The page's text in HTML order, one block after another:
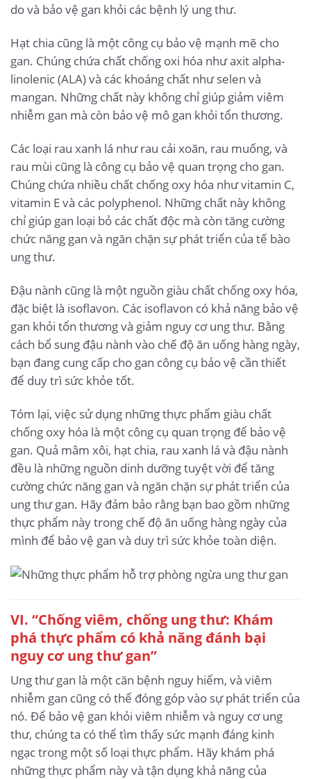
do và bảo vệ gan khỏi các bệnh lý ung thư.
Hạt chia cũng là một công cụ bảo vệ mạnh mẽ cho
gan. Chúng chứa chất chống oxi hóa như axit alpha-
linolenic (ALA) và các khoáng chất như selen và
mangan. Những chất này không chỉ giúp giảm viêm
nhiễm gan mà còn bảo vệ mô gan khỏi tổn thương.
Các loại rau xanh lá như rau cải xoăn, rau muống, và
rau mùi cũng là công cụ bảo vệ quan trọng cho gan.
Chúng chứa nhiều chất chống oxy hóa như vitamin C,
vitamin E và các polyphenol. Những chất này không
chỉ giúp gan loại bỏ các chất độc mà còn tăng cường
chức năng gan và ngăn chặn sự phát triển của tế bào
ung thư.
Đậu nành cũng là một nguồn giàu chất chống oxy hóa,
đặc biệt là isoflavon. Các isoflavon có khả năng bảo vệ
gan khỏi tổn thương và giảm nguy cơ ung thư. Bằng
cách bổ sung đậu nành vào chế độ ăn uống hàng ngày,
bạn đang cung cấp cho gan công cụ bảo vệ cần thiết
để duy trì sức khỏe tốt.
Tóm lại, việc sử dụng những thực phẩm giàu chất
chống oxy hóa là một công cụ quan trọng để bảo vệ
gan. Quả mâm xôi, hạt chia, rau xanh lá và đậu nành
đều là những nguồn dinh dưỡng tuyệt vời để tăng
cường chức năng gan và ngăn chặn sự phát triển của
ung thư gan. Hãy đảm bảo rằng bạn bao gồm những
thực phẩm này trong chế độ ăn uống hàng ngày của
mình để bảo vệ gan và duy trì sức khỏe toàn diện.
VI. “Chống viêm, chống ung thư: Khám
phá thực phẩm có khả năng đánh bại
nguy cơ ung thư gan”
Ung thư gan là một căn bệnh nguy hiểm, và viêm
nhiễm gan cũng có thể đóng góp vào sự phát triển của
nó. Để bảo vệ gan khỏi viêm nhiễm và nguy cơ ung
thư, chúng ta có thể tìm thấy sức mạnh đáng kinh
ngạc trong một số loại thực phẩm. Hãy khám phá
những thực phẩm này và tận dụng khả năng của